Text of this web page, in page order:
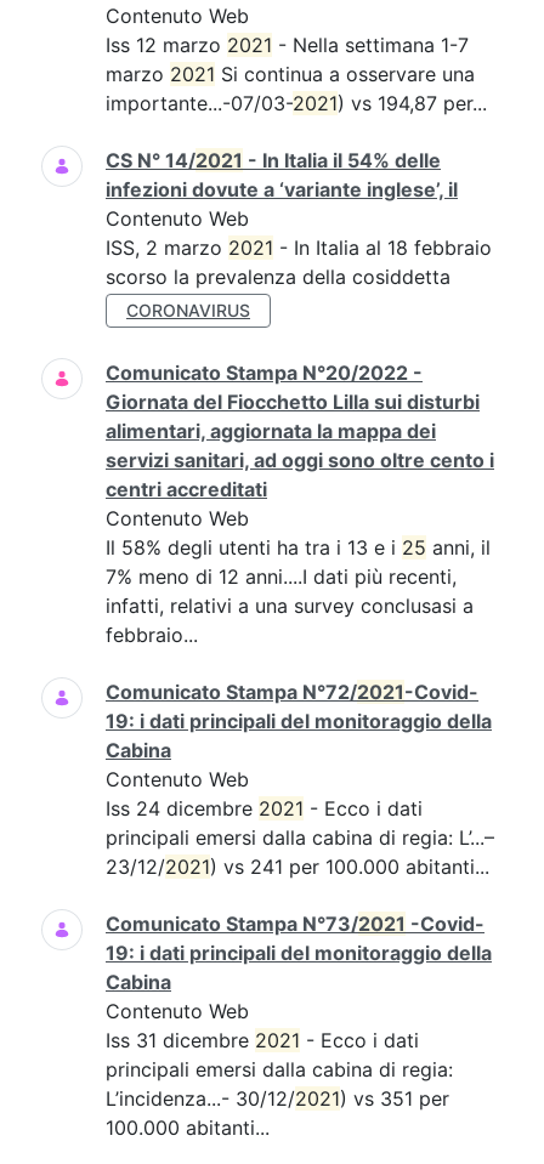
Contenuto Web
Iss 12 marzo 2021 - Nella settimana 1-7
marzo 2021 Si continua a osservare una
importante...-07/03-2021) vs 194,87 per...
CS N° 14/2021 - In Italia il 54% delle
infezioni dovute a ‘variante inglese’, il
Contenuto Web
ISS, 2 marzo 2021 - In Italia al 18 febbraio
scorso la prevalenza della cosiddetta
CORONAVIRUS
Comunicato Stampa N°20/2022 -
Giornata del Fiocchetto Lilla sui disturbi
alimentari, aggiornata la mappa dei
servizi sanitari, ad oggi sono oltre cento i
centri accreditati
Contenuto Web
Il 58% degli utenti ha tra i 13 e i 25 anni, il
7% meno di 12 anni....I dati più recenti,
infatti, relativi a una survey conclusasi a
febbraio...
Comunicato Stampa N°72/2021-Covid-
19: i dati principali del monitoraggio della
Cabina
Contenuto Web
Iss 24 dicembre 2021 - Ecco i dati
principali emersi dalla cabina di regia: L’...–
23/12/2021) vs 241 per 100.000 abitanti...
Comunicato Stampa N°73/2021 -Covid-
19: i dati principali del monitoraggio della
Cabina
Contenuto Web
Iss 31 dicembre 2021 - Ecco i dati
principali emersi dalla cabina di regia:
L’incidenza...- 30/12/2021) vs 351 per
100.000 abitanti...